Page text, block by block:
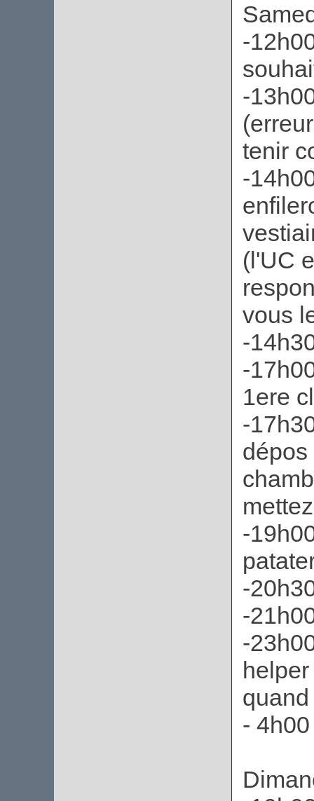
-
-
tenir
-
(l'UC
vous
-
-
1ere
-
-
-
-
-
-